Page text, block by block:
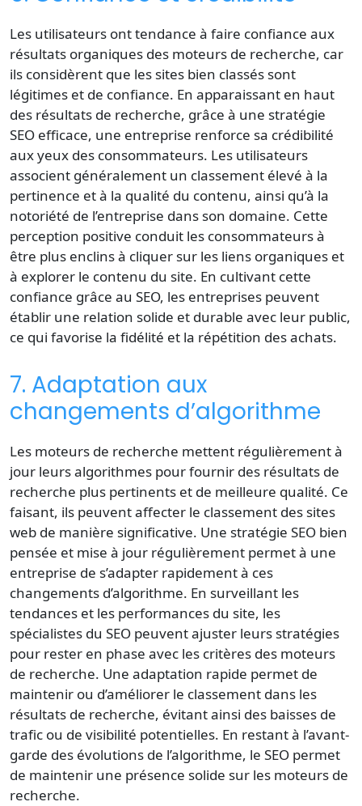
Les utilisateurs ont tendance à faire confiance aux
résultats organiques des moteurs de recherche, car
ils considèrent que les sites bien classés sont
légitimes et de confiance. En apparaissant en haut
des résultats de recherche, grâce à une stratégie
SEO efficace, une entreprise renforce sa crédibilité
aux yeux des consommateurs. Les utilisateurs
associent généralement un classement élevé à la
pertinence et à la qualité du contenu, ainsi qu’à la
notoriété de l’entreprise dans son domaine. Cette
perception positive conduit les consommateurs à
être plus enclins à cliquer sur les liens organiques et
à explorer le contenu du site. En cultivant cette
confiance grâce au SEO, les entreprises peuvent
établir une relation solide et durable avec leur public,
ce qui favorise la fidélité et la répétition des achats.
7. Adaptation aux
changements d’algorithme
Les moteurs de recherche mettent régulièrement à
jour leurs algorithmes pour fournir des résultats de
recherche plus pertinents et de meilleure qualité. Ce
faisant, ils peuvent affecter le classement des sites
web de manière significative. Une stratégie SEO bien
pensée et mise à jour régulièrement permet à une
entreprise de s’adapter rapidement à ces
changements d’algorithme. En surveillant les
tendances et les performances du site, les
spécialistes du SEO peuvent ajuster leurs stratégies
pour rester en phase avec les critères des moteurs
de recherche. Une adaptation rapide permet de
maintenir ou d’améliorer le classement dans les
résultats de recherche, évitant ainsi des baisses de
trafic ou de visibilité potentielles. En restant à l’avant-
garde des évolutions de l’algorithme, le SEO permet
de maintenir une présence solide sur les moteurs de
recherche.